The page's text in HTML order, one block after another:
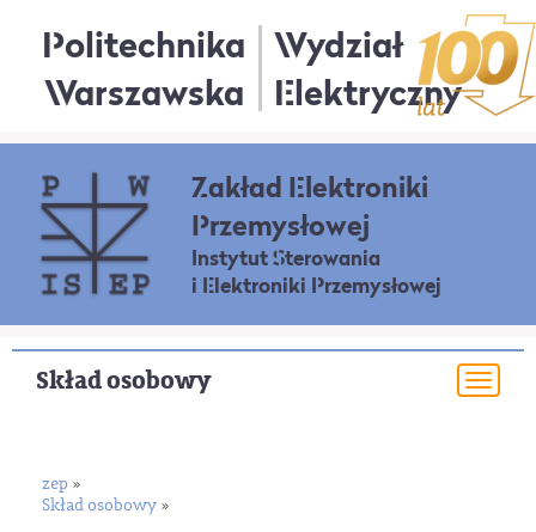
Politechnika
Warszawska
Wydział
Elektryczny
Zakład Elektroniki
Przemysłowej
Instytut Sterowania
i Elektroniki Przemysłowej
Skład osobowy
zep »
Skład osobowy »